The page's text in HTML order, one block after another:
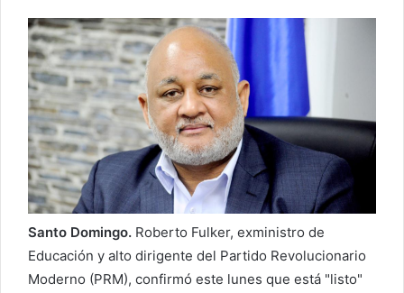
r
u
c
o
r
e
e
l
Santo Domingo. Roberto Fulker, exministro de
Educación y alto dirigente del Partido Revolucionario
Moderno (PRM), confirmó este lunes que está "listo"